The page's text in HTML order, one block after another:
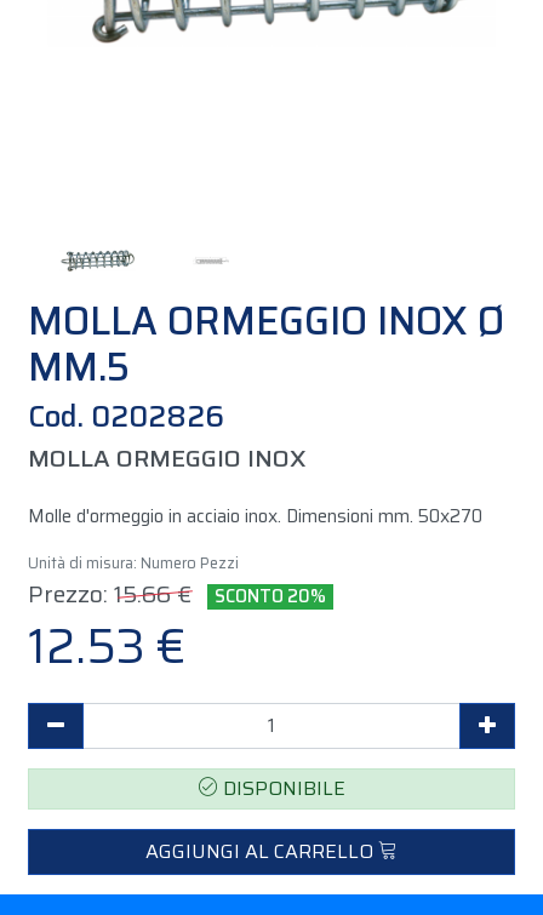
MOLLA ORMEGGIO INOX Ø
MM.5
Cod. 0202826
MOLLA ORMEGGIO INOX
Unità di misura: Numero Pezzi
Prezzo: 15.66 € SCONTO 20%
12.53 €
DISPONIBILE
AGGIUNGI AL CARRELLO